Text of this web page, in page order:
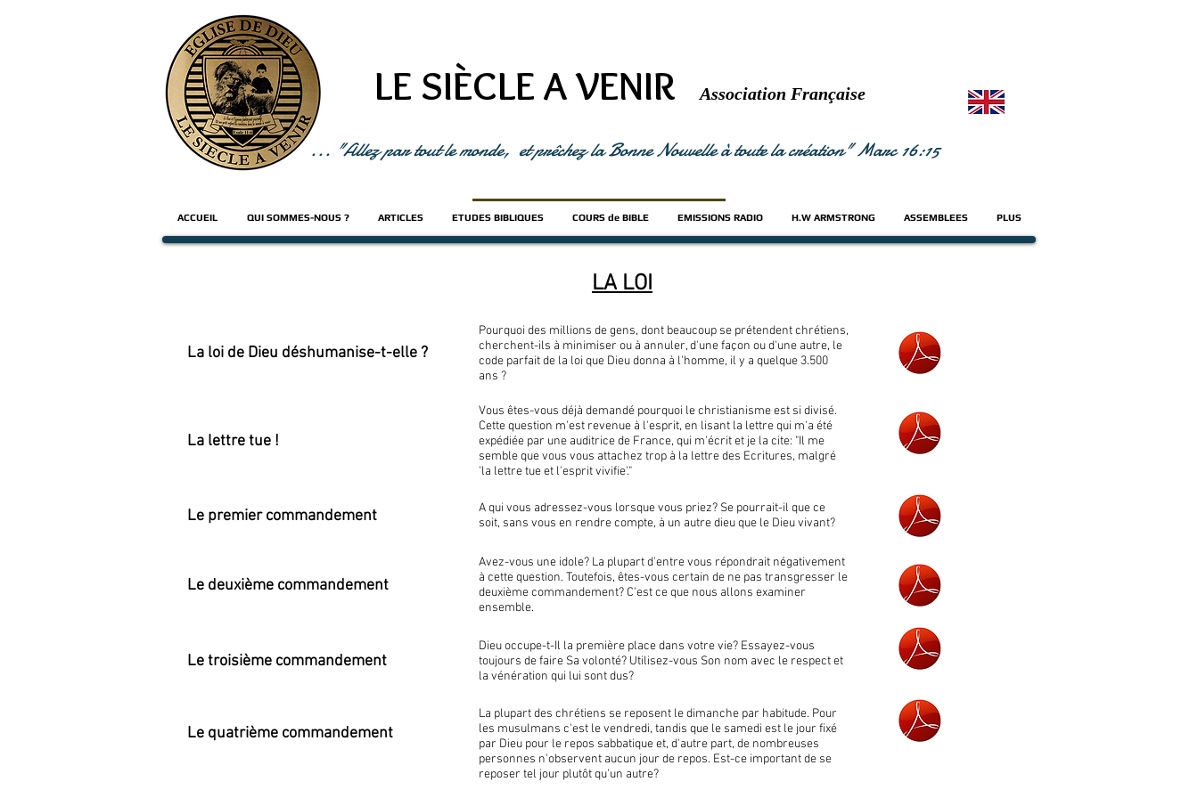
LE SIÈCLE A VENIR Association Française
... "Allez par tout le monde, et prêchez la Bonne Nouvelle à toute la création" Marc 16:15
ACCUEIL QUI SOMMES-NOUS ? ARTICLES ETUDES BIBLIQUES COURS de BIBLE EMISSIONS RADIO H.W ARMSTRONG ASSEMBLEES PLUS
LA LOI
La loi de Dieu déshumanise-t-elle ?
Pourquoi des millions de gens, dont beaucoup se prétendent chrétiens,
cherchent-ils à minimiser ou à annuler, d'une façon ou d'une autre, le
code parfait de la loi que Dieu donna à l'homme, il y a quelque 3.500
ans ?
La lettre tue !
Vous êtes-vous déjà demandé pourquoi le christianisme est si divisé.
Cette question m'est revenue à l'esprit, en lisant la lettre qui m'a été
expédiée par une auditrice de France, qui m'écrit et je la cite: "Il me
semble que vous vous attachez trop à la lettre des Ecritures, malgré
'la lettre tue et l'esprit vivifie'."
Le premier commandement
A qui vous adressez-vous lorsque vous priez? Se pourrait-il que ce
soit, sans vous en rendre compte, à un autre dieu que le Dieu vivant?
Le deuxième commandement
Avez-vous une idole? La plupart d'entre vous répondrait négativement
à cette question. Toutefois, êtes-vous certain de ne pas transgresser le
deuxième commandement? C'est ce que nous allons examiner
ensemble.
Le troisième commandement
Dieu occupe-t-Il la première place dans votre vie? Essayez-vous
toujours de faire Sa volonté? Utilisez-vous Son nom avec le respect et
la vénération qui lui sont dus?
Le quatrième commandement
La plupart des chrétiens se reposent le dimanche par habitude. Pour
les musulmans c'est le vendredi, tandis que le samedi est le jour fixé
par Dieu pour le repos sabbatique et, d'autre part, de nombreuses
personnes n'observent aucun jour de repos. Est-ce important de se
reposer tel jour plutôt qu'un autre?